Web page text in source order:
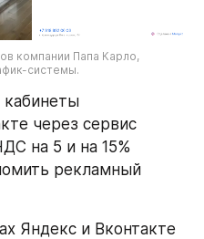
компании Папа Карло,
системы.
через сервис
на 5 и на 15%
рекламный
Яндекс и Вконтакте